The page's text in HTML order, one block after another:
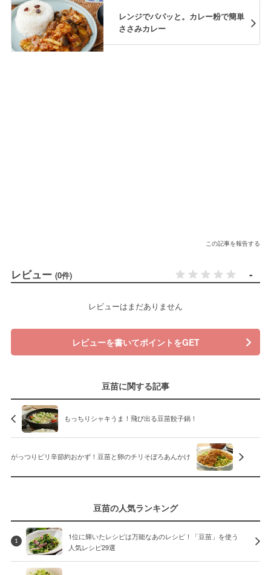
レンジでパパッと。カレー粉で簡単
ささみカレー
この記事を報告する
レビュー (0件) -
レビューはまだありません
レビューを書いてポイントをGET
豆苗に関する記事
もっちりシャキうま！飛び出る豆苗餃子鍋！
がっつりピリ辛節約おかず！豆苗と卵のチリそぼろあんかけ
豆苗の人気ランキング
1
1位に輝いたレシピは万能なあのレシピ！「豆苗」を使う
人気レシピ29選